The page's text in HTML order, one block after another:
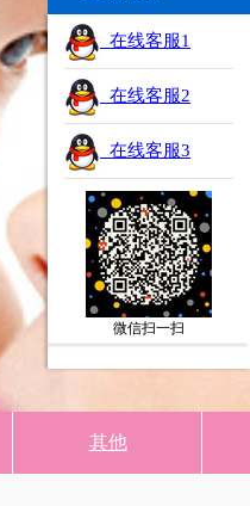
其他
在线客服1
在线客服2
在线客服3
微信扫一扫